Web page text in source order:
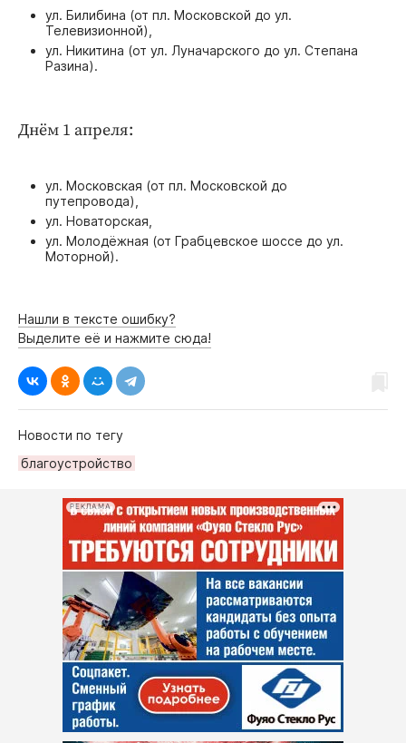
Работодатель года
ул. Билибина (от пл. Московской до ул.
Телевизионной),
ул. Никитина (от ул. Луначарского до ул. Степана
Разина).
Днём 1 апреля:
ул. Московская (от пл. Московской до
путепровода),
ул. Новаторская,
ул. Молодёжная (от Грабцевское шоссе до ул.
Моторной).
Нашли в тексте ошибку?
Выделите её и нажмите сюда!
Новости по тегу
благоустройство
РЕКЛАМА